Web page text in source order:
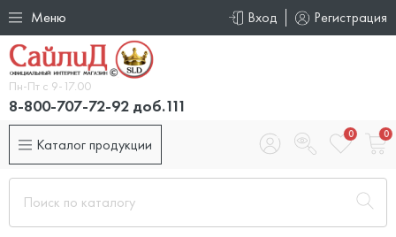
Меню Вход Регистрация
Пн-Пт с 9-17.00
8-800-707-72-92 доб.111
Каталог продукции
0 0